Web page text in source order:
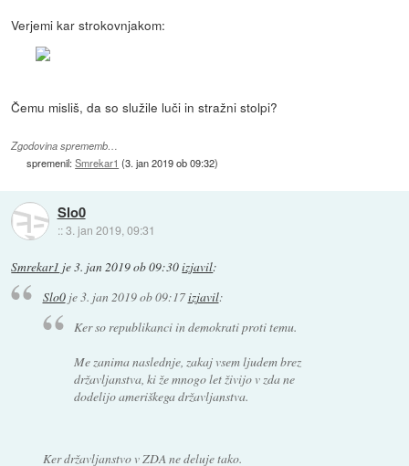
Verjemi kar strokovnjakom:
Čemu misliš, da so služile luči in stražni stolpi?
Zgodovina sprememb…
spremenil:Smrekar1 (3. jan 2019 ob 09:32)
Slo0
::3. jan 2019, 09:31
Smrekar1 je3. jan 2019 ob 09:30izjavil:
Slo0je3. jan 2019 ob 09:17izjavil:
Ker so republikanci in demokrati proti temu.
Me zanima naslednje, zakaj vsem ljudem brez
državljanstva, ki že mnogo let živijo v zda ne
dodelijo ameriškega državljanstva.
Ker državljanstvo v ZDA ne deluje tako.